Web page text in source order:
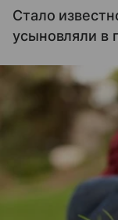
Стало
усыновляли в